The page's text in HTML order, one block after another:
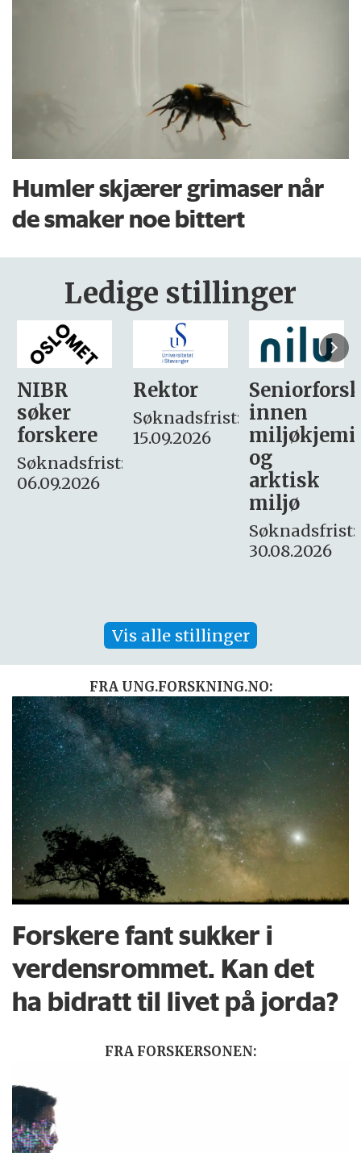
Humler skjærer grimaser når
de smaker noe bittert
Ledige stillinger
Rektor
Søknadsfrist:
15.09.2026
Seniorforsker
innen
miljøkjemi
søker
– fast
Søknadsfrist:
16. august.
Vis alle stillinger
FRA UNG.FORSKNING.NO:
Forskere fant sukker i
verdensrommet. Kan det
ha bidratt til livet på jorda?
FRA FORSKERSONEN: